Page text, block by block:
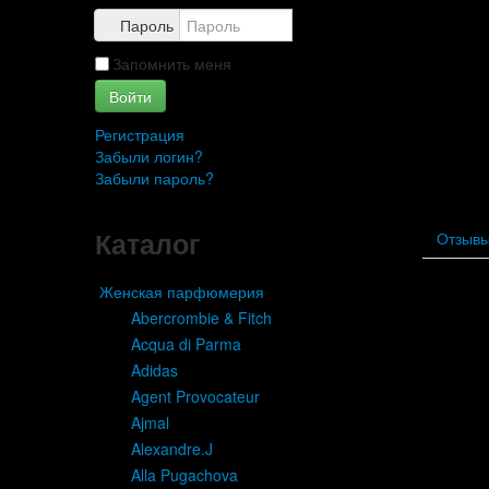
Пароль
Запомнить меня
Войти
Регистрация
Забыли логин?
Забыли пароль?
Каталог
Женская парфюмерия
Abercrombie & Fitch
Acqua di Parma
Adidas
Agent Provocateur
Ajmal
Alexandre.J
Alla Pugachova
Отзывы